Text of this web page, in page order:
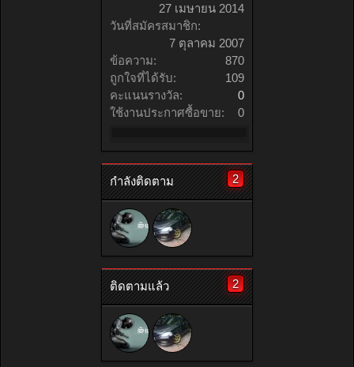
27 เมษายน 2014
วันที่สมัครสมาชิก:
7 ตุลาคม 2007
ข้อความ:
870
ถูกใจที่ได้รับ:
109
คะแนนรางวัล:
0
ใช้งานประกาศซื้อขาย:
0
กำลังติดตาม 2
ติดตามแล้ว 2